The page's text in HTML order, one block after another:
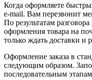
Когда оформляете
e-mail. Вам перезвонит
По результатам
оформления товара на
только ждать доставки и
Оформление заказа в
следующим образом.
последовательным